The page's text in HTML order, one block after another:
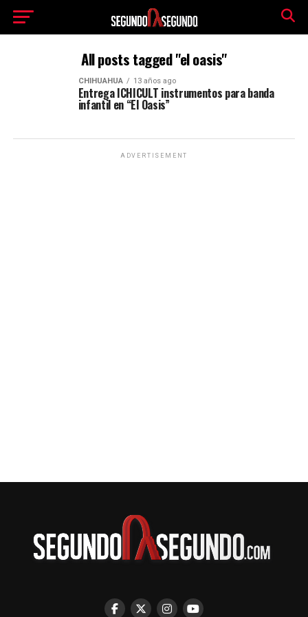
All posts tagged "el oasis"
CHIHUAHUA 13 años ago
Entrega ICHICULT instrumentos para banda
infantil en “El Oasis”
ADVERTISEMENT